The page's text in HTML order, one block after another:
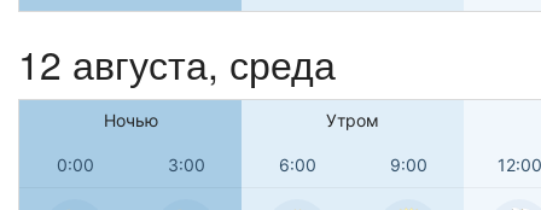
12 августа, среда
Ночью Утром
0:00 3:00 6:00 9:00 12:00